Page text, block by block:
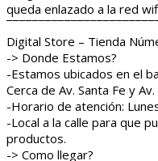
queda enlazado a la red
Digital Store – Tienda
-> Donde Estamos?
-Estamos ubicados en el
Cerca de Av. Santa Fe y Av.
-Horario de atención:
-Local a la calle para que
productos.
-> Como llegar?